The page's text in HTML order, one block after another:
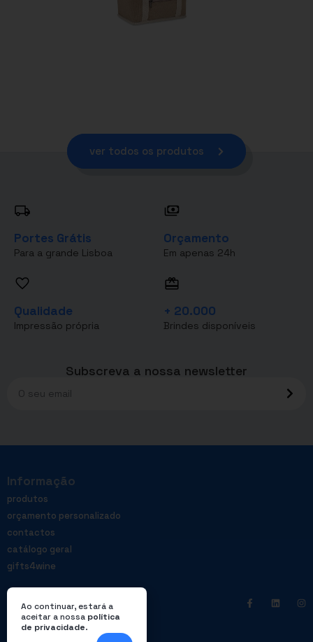
ver todos os produtos
Portes Grátis
Para a grande Lisboa
Orçamento
Em apenas 24h
Qualidade
Impressão própria
+ 20.000
Brindes disponíveis
Subscreva a nossa newsletter
Informação
produtos
orçamento personalizado
contactos
catálogo geral
gifts4wine
Ao continuar, estará a
aceitar a nossa política
de privacidade.